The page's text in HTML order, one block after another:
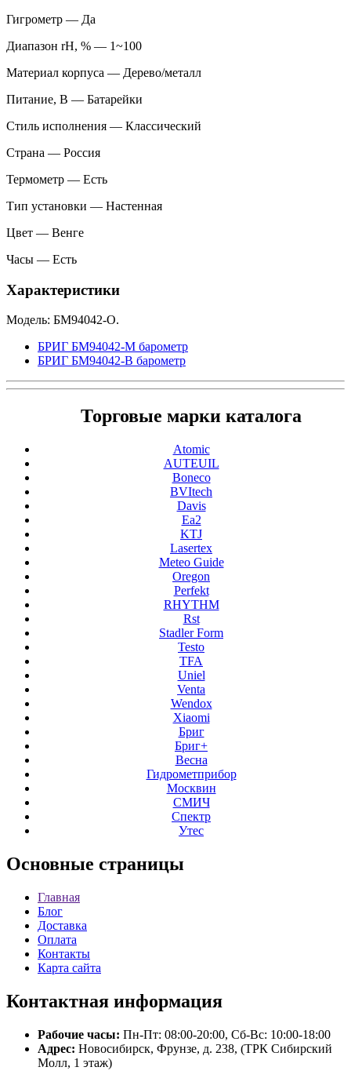
Гигрометр — Да
Диапазон rH, % — 1~100
Материал корпуса — Дерево/металл
Питание, В — Батарейки
Стиль исполнения — Классический
Страна — Россия
Термометр — Есть
Тип установки — Настенная
Цвет — Венге
Часы — Есть
Характеристики
Модель: БМ94042-О.
БРИГ БМ94042-М барометр
БРИГ БМ94042-В барометр
Торговые марки каталога
Atomic
AUTEUIL
Boneco
BVItech
Davis
Ea2
KTJ
Lasertex
Meteo Guide
Oregon
Perfekt
RHYTHM
Rst
Stadler Form
Testo
TFA
Uniel
Venta
Wendox
Xiaomi
Бриг
Бриг+
Весна
Гидрометприбор
Москвин
СМИЧ
Спектр
Утес
Основные страницы
Главная
Блог
Доставка
Оплата
Контакты
Карта сайта
Контактная информация
Рабочие часы: Пн-Пт: 08:00-20:00, Сб-Вс: 10:00-18:00
Адрес: Новосибирск, Фрунзе, д. 238, (ТРК Сибирский
Молл, 1 этаж)